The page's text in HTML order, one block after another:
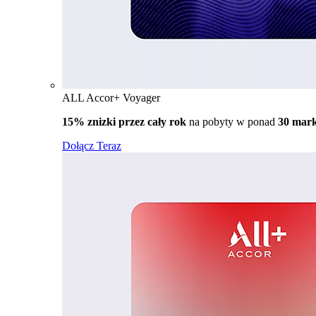
ALL Accor+ Voyager
15% znizki przez cały rok na pobyty w ponad 30
Dołącz Teraz